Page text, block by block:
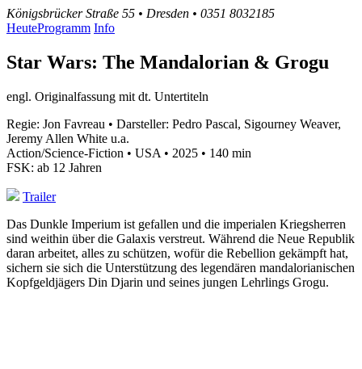
Königsbrücker Straße 55 • Dresden • 0351 8032185
HeuteProgramm Info
Star Wars: The Mandalorian & Grogu
engl. Originalfassung mit dt. Untertiteln
Regie: Jon Favreau • Darsteller: Pedro Pascal, Sigourney Weaver,
Jeremy Allen White u.a.
Action/Science-Fiction • USA • 2025 • 140 min
FSK: ab 12 Jahren
Trailer
Das Dunkle Imperium ist gefallen und die imperialen Kriegsherren
sind weithin über die Galaxis verstreut. Während die Neue Republik
daran arbeitet, alles zu schützen, wofür die Rebellion gekämpft hat,
sichern sie sich die Unterstützung des legendären mandalorianischen
Kopfgeldjägers Din Djarin und seines jungen Lehrlings Grogu.